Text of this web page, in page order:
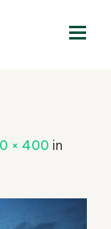
× 400 in